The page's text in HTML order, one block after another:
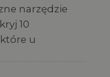
narzędzie
10
u